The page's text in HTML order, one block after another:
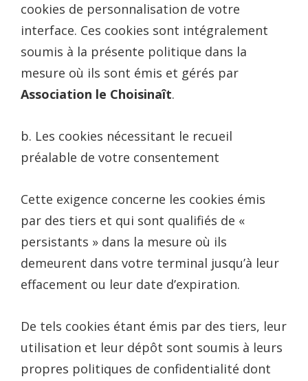
cookies de personnalisation de votre
interface. Ces cookies sont intégralement
soumis à la présente politique dans la
mesure où ils sont émis et gérés par
Association le Choisinaît.
b. Les cookies nécessitant le recueil
préalable de votre consentement
Cette exigence concerne les cookies émis
par des tiers et qui sont qualifiés de «
persistants » dans la mesure où ils
demeurent dans votre terminal jusqu’à leur
effacement ou leur date d’expiration.
De tels cookies étant émis par des tiers, leur
utilisation et leur dépôt sont soumis à leurs
propres politiques de confidentialité dont